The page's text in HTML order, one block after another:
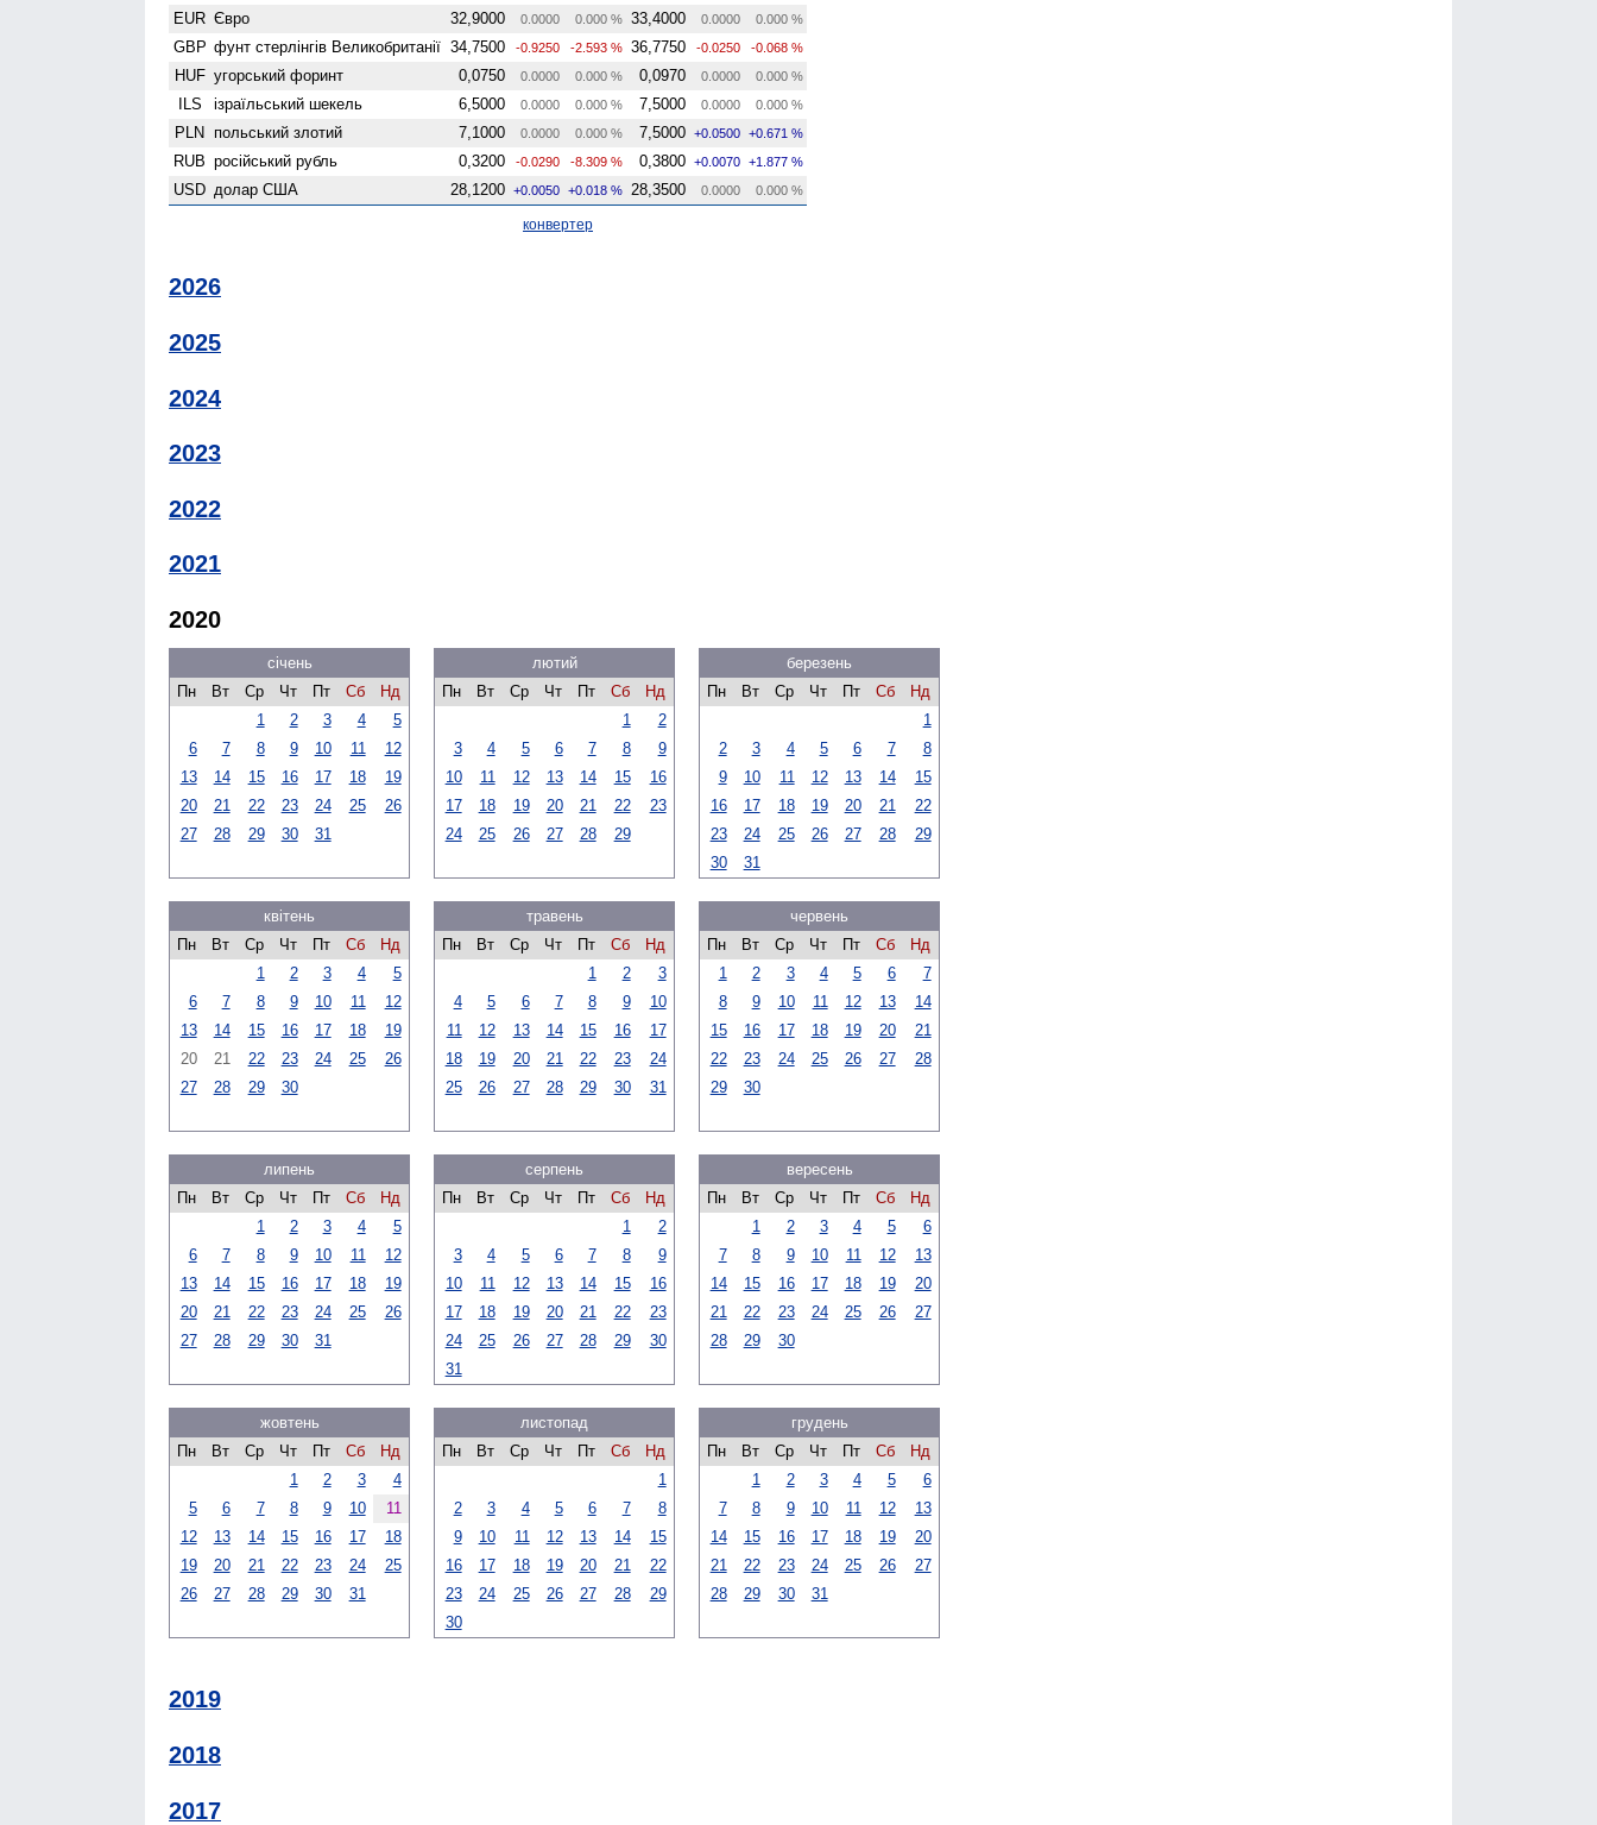
EUR Євро 32,9000 0.0000 0.000 % 33,4000 0.0000 0.000 %
GBP фунт стерлінгів Велико­британії 34,7500 -0.9250 -2.593 % 36,7750 -0.0250 -0.068 %
HUF угорський форинт 0,0750 0.0000 0.000 % 0,0970 0.0000 0.000 %
ILS ізраїльський шекель 6,5000 0.0000 0.000 % 7,5000 0.0000 0.000 %
PLN польський злотий 7,1000 0.0000 0.000 % 7,5000 +0.0500 +0.671 %
RUB російський рубль 0,3200 -0.0290 -8.309 % 0,3800 +0.0070 +1.877 %
USD долар США 28,1200 +0.0050 +0.018 % 28,3500 0.0000 0.000 %
конвертер
2026
2025
2024
2023
2022
2021
2020
січень
Пн
Вт Ср Чт Пт Сб
Нд
1
2 3 4
5
6
7 8 9 10 11
12
13
14 15 16 17 18
19
20
21 22 23 24 25
26
27
28 29 30 31
лютий
Пн
Вт Ср Чт Пт Сб
Нд
1
2
3
4 5 6 7 8
9
10
11 12 13 14 15
16
17
18 19 20 21 22
23
24
25 26 27 28 29
березень
Пн
Вт Ср Чт Пт Сб
Нд
1
2
3 4 5 6 7
8
9
10 11 12 13 14
15
16
17 18 19 20 21
22
23
24 25 26 27 28
29
30
31
квітень
Пн
Вт Ср Чт Пт Сб
Нд
1
2 3 4
5
6
7 8 9 10 11
12
13
14 15 16 17 18
19
20
21 22 23 24 25
26
27
28 29 30
травень
Пн
Вт Ср Чт Пт Сб
Нд
1
2
3
4
5 6 7 8 9
10
11
12 13 14 15 16
17
18
19 20 21 22 23
24
25
26 27 28 29 30 31
червень
Пн
Вт Ср Чт Пт Сб
Нд
1
2 3 4 5 6
7
8
9 10 11 12 13
14
15
16 17 18 19 20
21
22
23 24 25 26 27
28
29
30
липень
Пн
Вт Ср Чт Пт Сб
Нд
1
2 3 4
5
6
7 8 9 10 11
12
13
14 15 16 17 18
19
20
21 22 23 24 25
26
27
28 29 30 31
серпень
Пн
Вт Ср Чт Пт Сб
Нд
1
2
3
4 5 6 7 8
9
10
11 12 13 14 15
16
17
18 19 20 21 22
23
24
25 26 27 28 29
30
31
вересень
Пн
Вт Ср Чт Пт Сб
Нд
1
2 3 4 5
6
7
8 9 10 11 12
13
14
15 16 17 18 19
20
21
22 23 24 25 26
27
28
29 30
жовтень
Пн
Вт Ср Чт Пт Сб
Нд
1
2 3
4
5
6 7 8 9 10
11
12
13 14 15 16 17
18
19
20 21 22 23 24
25
26
27 28 29 30 31
листопад
Пн
Вт Ср Чт Пт Сб
Нд
1
2
3 4 5 6 7
8
9
10 11 12 13 14
15
16
17 18 19 20 21
22
23
24 25 26 27 28
29
30
грудень
Пн
Вт Ср Чт Пт Сб
Нд
1
2 3 4 5
6
7
8 9 10 11 12
13
14
15 16 17 18 19
20
21
22 23 24 25 26
27
28
29 30 31
2019
2018
2017